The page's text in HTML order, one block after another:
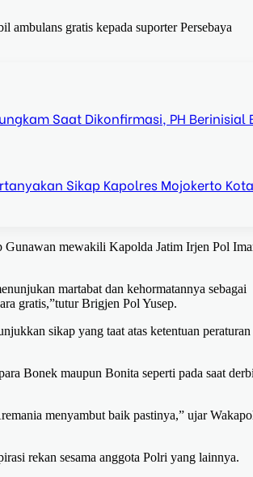
ambulans gratis kepada suporter Persebaya
Saat Dikonfirmasi, PH Berinisial
Sikap Kapolres Mojokerto Kota
mewakili Kapolda Jatim Irjen Pol
martabat dan kehormatannya sebagai
gratis,”tutur Brigjen Pol Yusep.
sikap yang taat atas ketentuan peraturan
Bonek maupun Bonita seperti pada saat derbi
menyambut baik pastinya,” ujar
rekan sesama anggota Polri yang lainnya.